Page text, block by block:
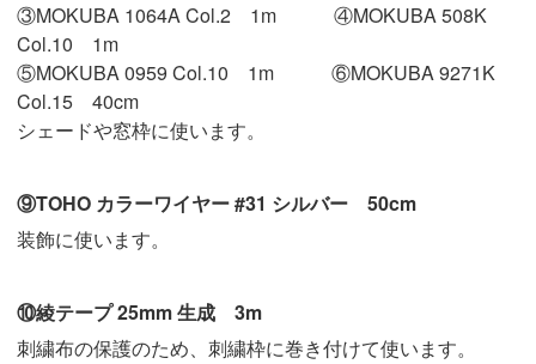
③MOKUBA 1064A Col.2 1m ④MOKUBA 508K
Col.10 1m
⑤MOKUBA 0959 Col.10 1m ⑥MOKUBA 9271K
Col.15 40cm
シェードや窓枠に使います。
⑨TOHO カラーワイヤー #31 シルバー 50cm
装飾に使います。
⑩綾テープ 25mm 生成 3m
刺繍布の保護のため、刺繍枠に巻き付けて使います。